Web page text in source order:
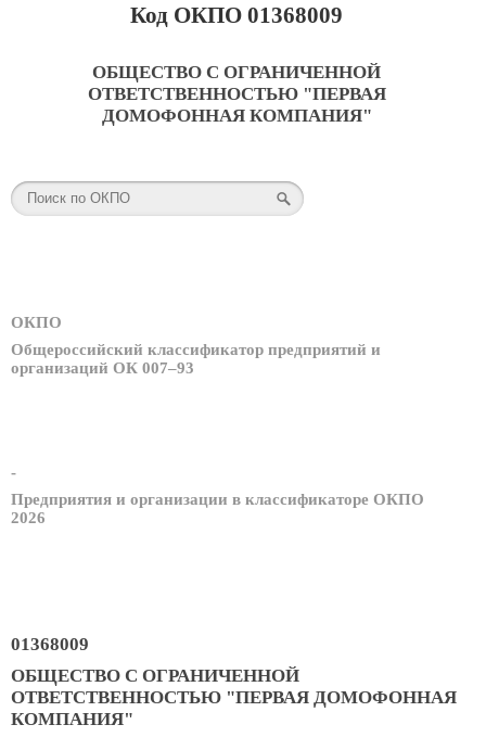
Код ОКПО 01368009
ОБЩЕСТВО С ОГРАНИЧЕННОЙ
ОТВЕТСТВЕННОСТЬЮ "ПЕРВАЯ
ДОМОФОННАЯ КОМПАНИЯ"
ОКПО
Общероссийский классификатор предприятий и
организаций ОК 007–93
-
Предприятия и организации в классификаторе ОКПО
2026
01368009
ОБЩЕСТВО С ОГРАНИЧЕННОЙ
ОТВЕТСТВЕННОСТЬЮ "ПЕРВАЯ ДОМОФОННАЯ
КОМПАНИЯ"